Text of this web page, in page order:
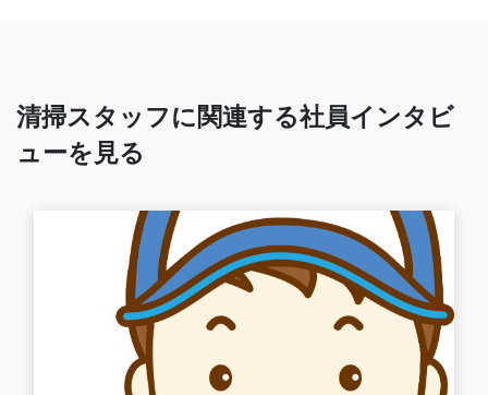
清掃スタッフに関連する社員インタビ
ューを見る